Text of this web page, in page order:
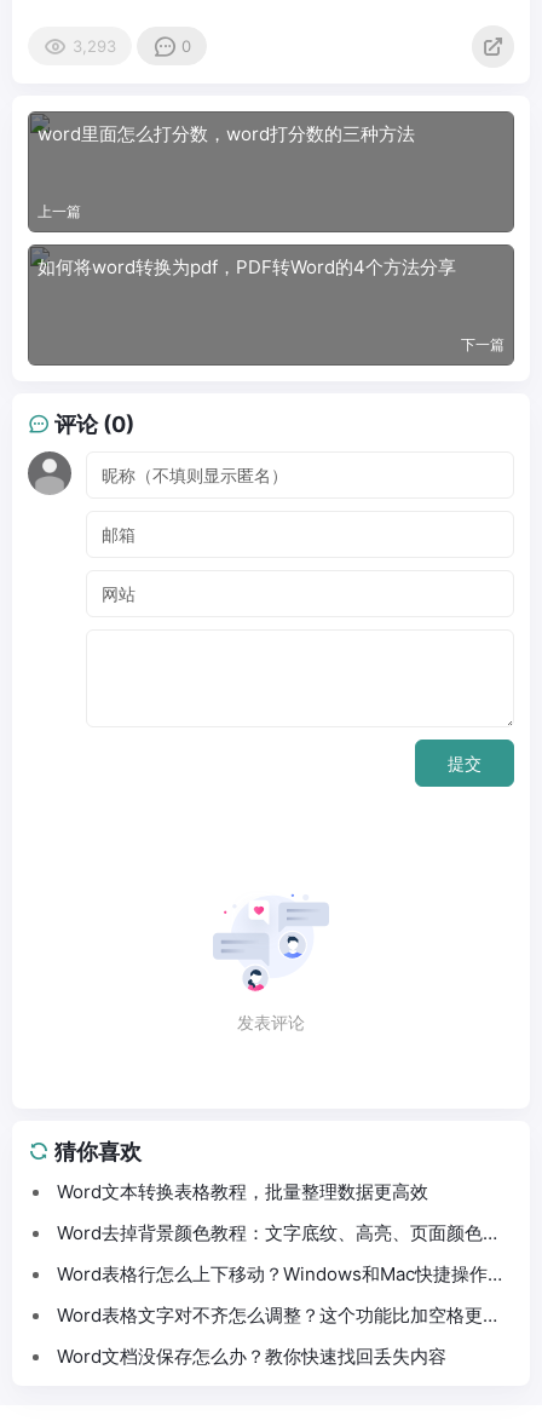
3,293 0
word里面怎么打分数，word打分数的三种方法
上一篇
如何将word转换为pdf，PDF转Word的4个方法分享
下一篇
评论 (0)
提交
发表评论
猜你喜欢
Word文本转换表格教程，批量整理数据更高效
Word去掉背景颜色教程：文字底纹、高亮、页面颜色这
样处理
Word表格行怎么上下移动？Windows和Mac快捷操作分
Word表格文字对不齐怎么调整？这个功能比加空格更方
Word文档没保存怎么办？教你快速找回丢失内容